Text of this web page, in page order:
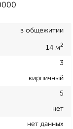
в общежитии
14 м2
3
кирпичный
5
нет
нет данных